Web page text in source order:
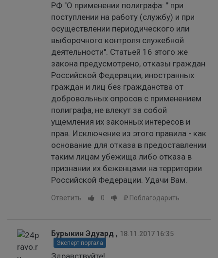
РФ "О применении полиграфа: " при
поступлении на работу (службу) и при
осуществлении периодического или
выборочного контроля служебной
деятельности". Статьей 16 этого же
закона предусмотрено, отказы граждан
Российской Федерации, иностранных
граждан и лиц без гражданства от
добровольных опросов с применением
полиграфа, не влекут за собой
ущемления их законных интересов и
прав. Исключение из этого правила - как
основание для отказа в предоставлении
таким лицам убежища либо отказа в
признании их беженцами на территории
Российской Федерации. Удачи Вам.
Ответить 0 Поблагодарить
Бурыкин Эдуард , 18.11.2017 16:35
Эксперт портала